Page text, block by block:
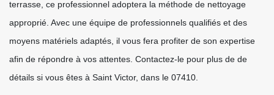
terrasse, ce professionnel adoptera la méthode de nettoyage
approprié. Avec une équipe de professionnels qualifiés et des
moyens matériels adaptés, il vous fera profiter de son expertise
afin de répondre à vos attentes. Contactez-le pour plus de de
détails si vous êtes à Saint Victor, dans le 07410.